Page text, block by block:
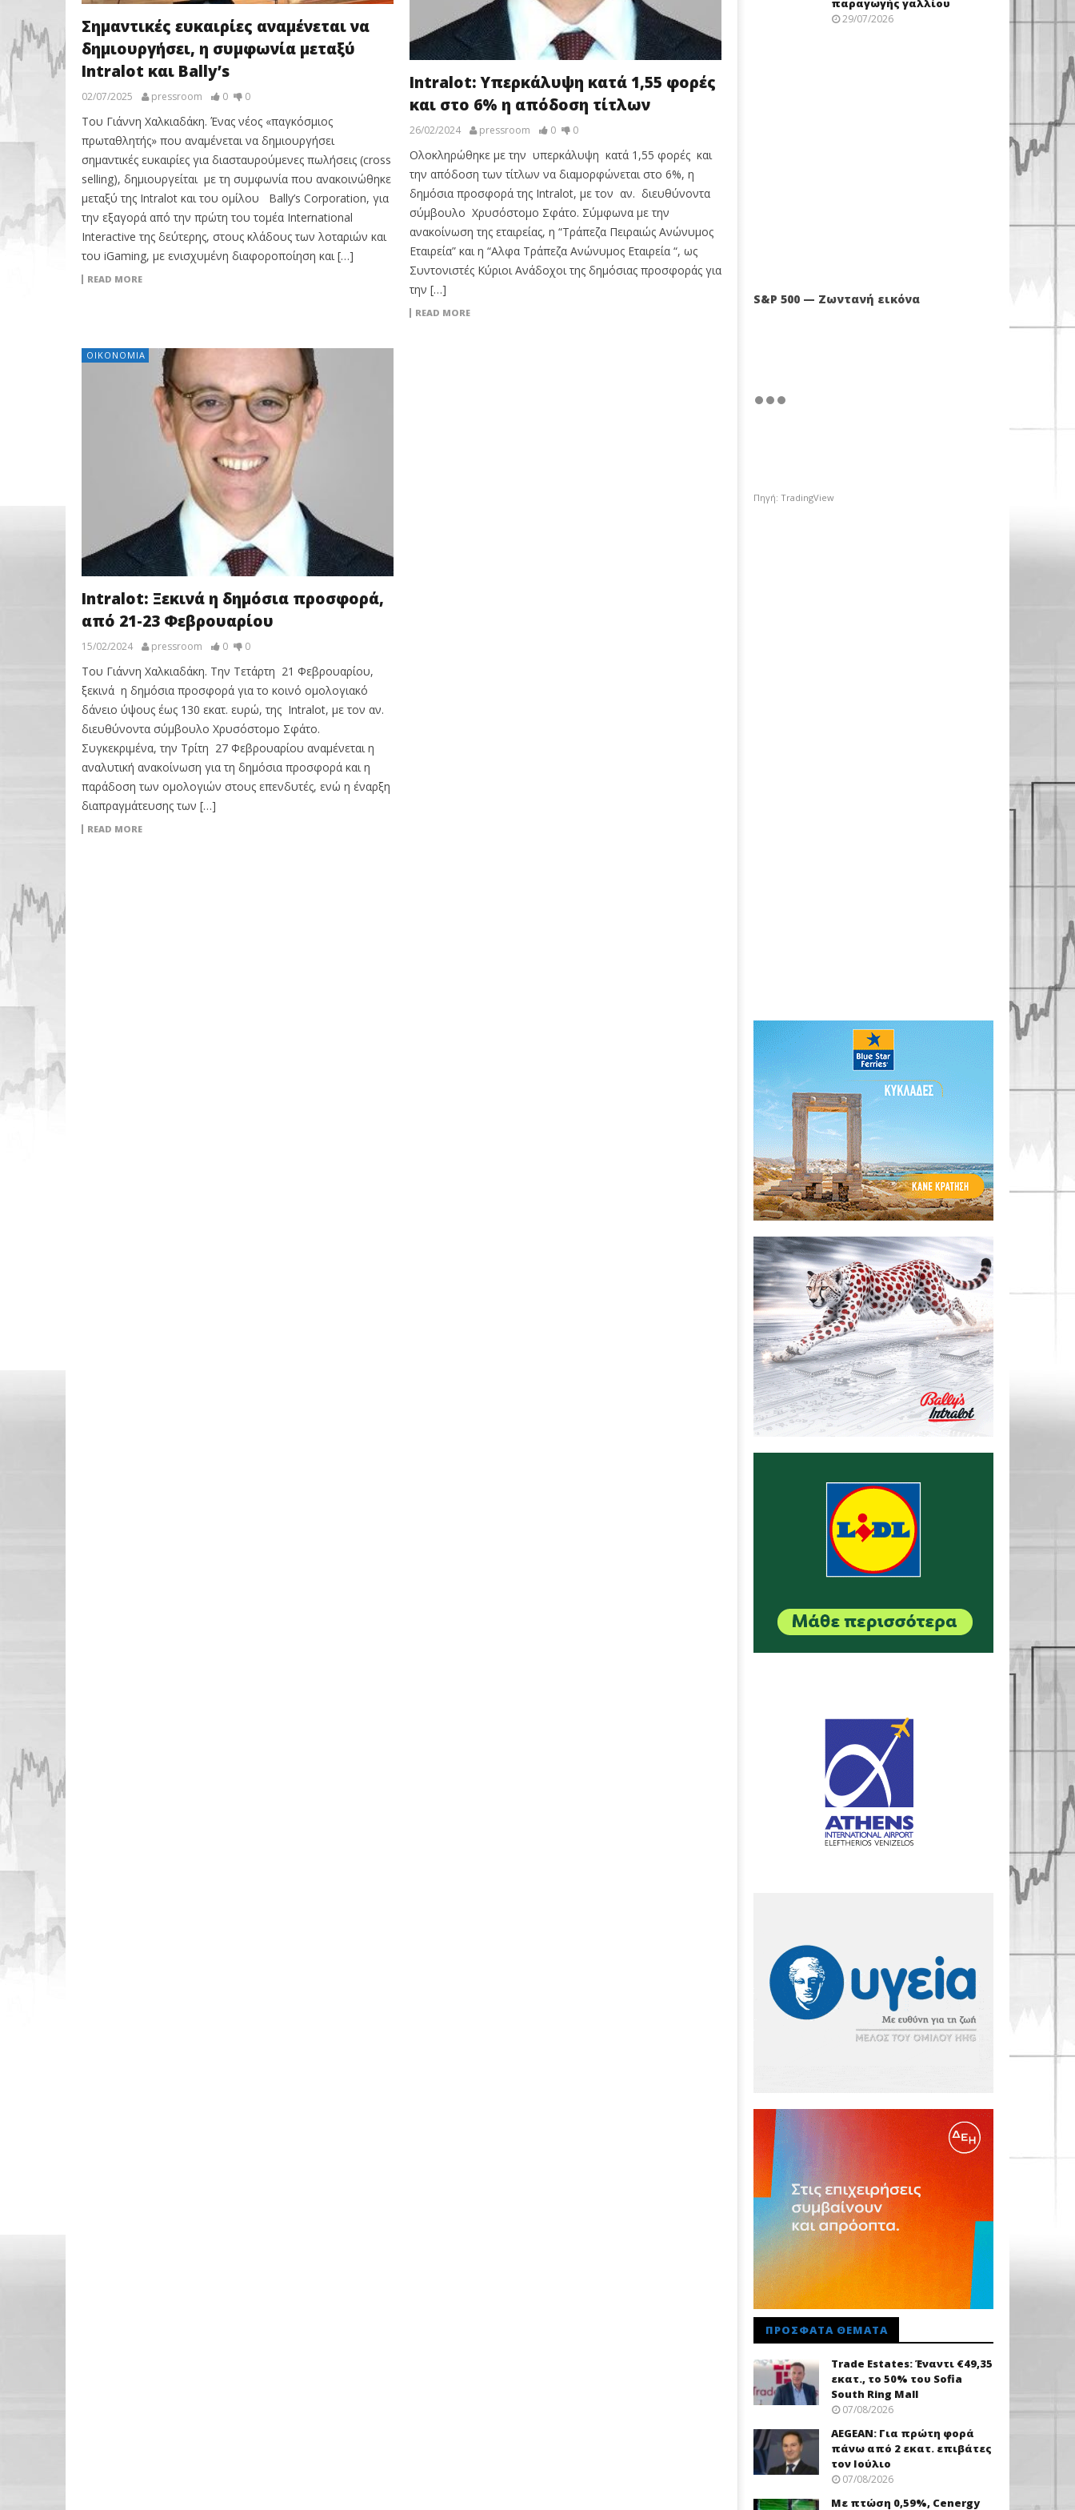
Σημαντικές ευκαιρίες αναμένεται να
δημιουργήσει, η συμφωνία μεταξύ
Intralot και Bally’s
02/07/2025 pressroom 0 0
Του Γιάννη Χαλκιαδάκη. Ένας νέος «παγκόσμιος
πρωταθλητής» που αναμένεται να δημιουργήσει
σημαντικές ευκαιρίες για διασταυρούμενες πωλήσεις (cross
selling), δημιουργείται με τη συμφωνία που ανακοινώθηκε
μεταξύ της Intralot και του ομίλου Bally’s Corporation, για
την εξαγορά από την πρώτη του τομέα International
Interactive της δεύτερης, στους κλάδους των λοταριών και
του iGaming, με ενισχυμένη διαφοροποίηση και […]
READ MORE
Intralot: Υπερκάλυψη κατά 1,55 φορές
και στο 6% η απόδοση τίτλων
26/02/2024 pressroom 0 0
Ολοκληρώθηκε με την υπερκάλυψη κατά 1,55 φορές και
την απόδοση των τίτλων να διαμορφώνεται στο 6%, η
δημόσια προσφορά της Intralot, με τον αν. διευθύνοντα
σύμβουλο Χρυσόστομο Σφάτο. Σύμφωνα με την
ανακοίνωση της εταιρείας, η “Τράπεζα Πειραιώς Ανώνυμος
Εταιρεία” και η “Αλφα Τράπεζα Ανώνυμος Εταιρεία “, ως
Συντονιστές Κύριοι Ανάδοχοι της δημόσιας προσφοράς για
την […]
READ MORE
ΟΙΚΟΝΟΜΊΑ
Intralot: Ξεκινά η δημόσια προσφορά,
από 21-23 Φεβρουαρίου
15/02/2024 pressroom 0 0
Του Γιάννη Χαλκιαδάκη. Την Τετάρτη 21 Φεβρουαρίου,
ξεκινά η δημόσια προσφορά για το κοινό ομολογιακό
δάνειο ύψους έως 130 εκατ. ευρώ, της Intralot, με τον αν.
διευθύνοντα σύμβουλο Χρυσόστομο Σφάτο.
Συγκεκριμένα, την Τρίτη 27 Φεβρουαρίου αναμένεται η
αναλυτική ανακοίνωση για τη δημόσια προσφορά και η
παράδοση των ομολογιών στους επενδυτές, ενώ η έναρξη
διαπραγμάτευσης των […]
READ MORE
παραγωγής γαλλίου
29/07/2026
S&P 500 — Ζωντανή εικόνα
Πηγή: TradingView
ΠΡΌΣΦΑΤΑ ΘΈΜΑΤΑ
Trade Εstates: Έναντι €49,35
εκατ., το 50% του Sofia
South Ring Mall
07/08/2026
AEGEAN: Για πρώτη φορά
πάνω από 2 εκατ. επιβάτες
τον Ιούλιο
07/08/2026
Με πτώση 0,59%, Cenergy